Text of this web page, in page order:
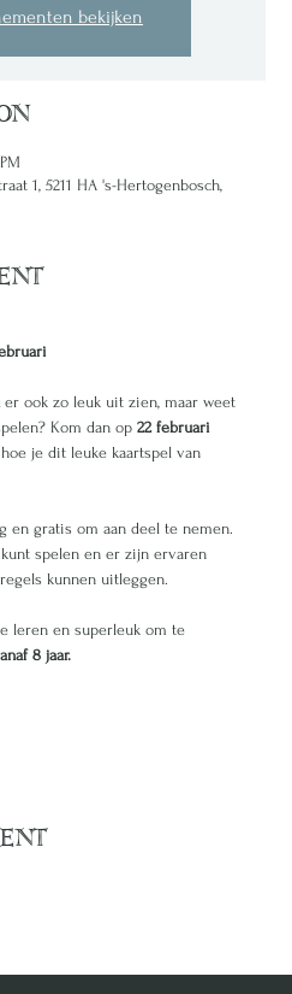
bekijken
1, 5211 HA 's-Hertogenbosch,
er ook zo leuk uit zien, maar weet
Kom dan op 22 februari
je dit leuke kaartspel van
en gratis om aan deel te nemen.
spelen en er zijn ervaren
kunnen uitleggen.
leren en superleuk om te
8 jaar.